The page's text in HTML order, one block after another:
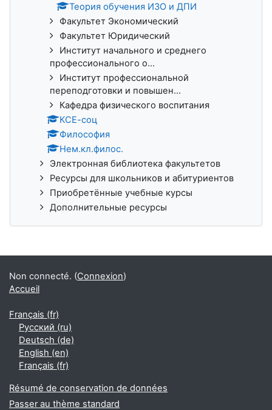
Теория обучения ИЗО и ДПИ
Факультет Экономический
Факультет Юридический
Институт начального и среднего
профессионального о...
Институт профессиональной
переподготовки и повышен...
Кафедра физического воспитания
КСЕ-соц
Философия
Нем.кл.филос.
Электронная библиотека факультетов
Ресурсы для школьников и абитуриентов
Приобретённые учебные курсы
Дополнительные ресурсы
Non connecté. (Connexion)
Accueil
Français ‎(fr)‎
Русский ‎(ru)‎
Deutsch ‎(de)‎
English ‎(en)‎
Français ‎(fr)‎
Résumé de conservation de données
Passer au thème standard